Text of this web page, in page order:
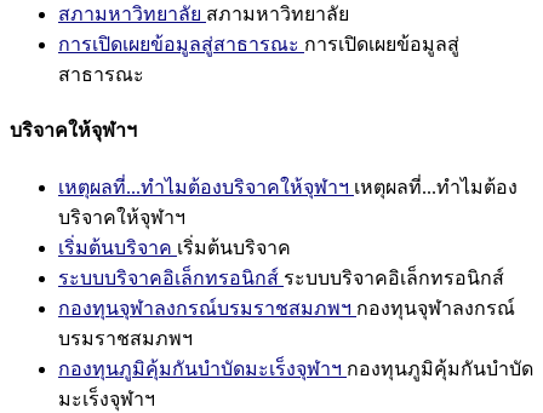
สภามหาวิทยาลัย สภามหาวิทยาลัย
การเปิดเผยข้อมูลสู่สาธารณะ การเปิดเผยข้อมูลสู่
สาธารณะ
บริจาคให้จุฬาฯ
เหตุผลที่...ทำไมต้องบริจาคให้จุฬาฯ เหตุผลที่...ทำไมต้อง
บริจาคให้จุฬาฯ
เริ่มต้นบริจาค เริ่มต้นบริจาค
ระบบบริจาคอิเล็กทรอนิกส์ ระบบบริจาคอิเล็กทรอนิกส์
กองทุนจุฬาลงกรณ์บรมราชสมภพฯ กองทุนจุฬาลงกรณ์
บรมราชสมภพฯ
กองทุนภูมิคุ้มกันบำบัดมะเร็งจุฬาฯ กองทุนภูมิคุ้มกันบำบัด
มะเร็งจุฬาฯ